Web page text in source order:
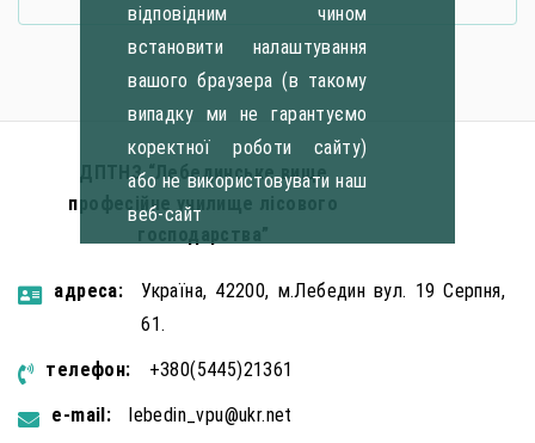
роки); на базі 11-ти класів з отриманням підвищених
кваліфікаційних розрядів слюсар з ремонту колісних
транспортних засобів, машиніст крана автомобільного,
водій автотранспортних засобів (категорія «С»). (2 рік);
кравець (1,5 роки);
відповідним чином
встановити налаштування
вашого браузера (в такому
випадку ми не гарантуємо
коректної роботи сайту)
або не використовувати наш
веб-сайт
ДПТНЗ “Лебединське вище
професійне училище лісового
господарства”
aдресa:
Україна, 42200, м.Лебедин вул. 19 Серпня,
61.
телефон:
+380(5445)21361
e-mail:
lebedin_vpu@ukr.net